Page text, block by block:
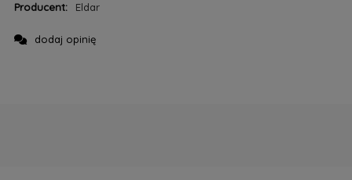
Producent: Eldar
dodaj opinię